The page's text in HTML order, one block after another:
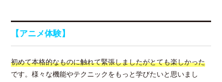
【アニメ体験】
初めて本格的なものに触れて緊張しましたがとても楽しかった
です。様々な機能やテクニックをもっと学びたいと思いまし